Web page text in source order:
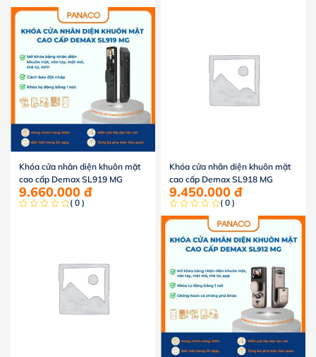
Khóa cửa nhân diện khuôn mặt
cao cấp Demax SL919 MG
9.660.000 đ
( 0 )
Khóa cửa nhân diện khuôn mặt
cao cấp Demax SL918 MG
9.450.000 đ
( 0 )